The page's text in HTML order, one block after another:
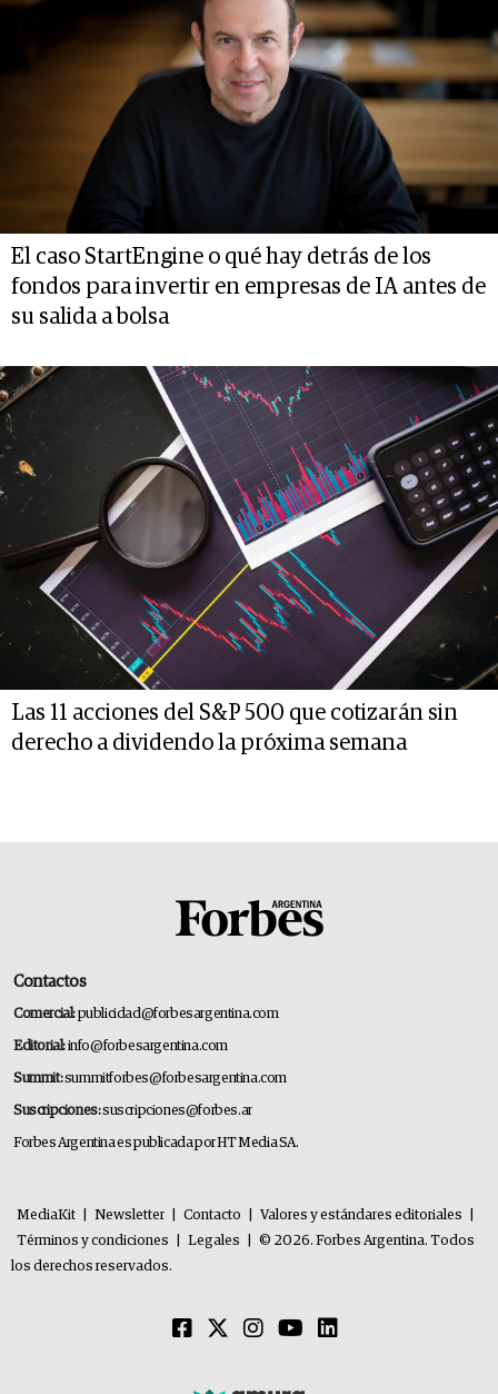
El caso StartEngine o qué hay detrás de los
fondos para invertir en empresas de IA antes de
su salida a bolsa
Las 11 acciones del S&P 500 que cotizarán sin
derecho a dividendo la próxima semana
Contactos
Comercial:publicidad@forbesargentina.com
Editorial:info@forbesargentina.com
Summit:summitforbes@forbesargentina.com
Suscripciones:suscripciones@forbes.ar
Forbes Argentina es publicada por HT Media SA.
MediaKit Newsletter Contacto Valores y estándares editoriales
Términos y condiciones
Legales
© 2026. Forbes Argentina. Todos
los derechos reservados.